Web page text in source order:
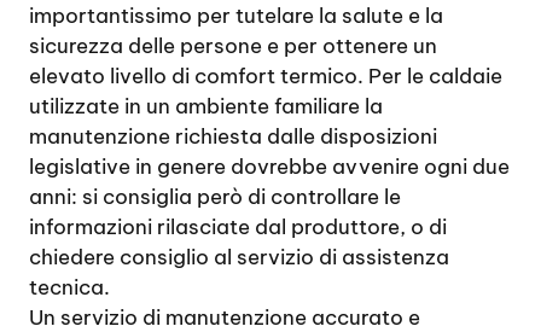
importantissimo per tutelare la salute e la
sicurezza delle persone e per ottenere un
elevato livello di comfort termico. Per le caldaie
utilizzate in un ambiente familiare la
manutenzione richiesta dalle disposizioni
legislative in genere dovrebbe avvenire ogni due
anni: si consiglia però di controllare le
informazioni rilasciate dal produttore, o di
chiedere consiglio al servizio di assistenza
tecnica.
Un servizio di manutenzione accurato e